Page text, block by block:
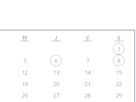
M J V S
1
5 6 7
8
12 13 14
15
19 20 21
22
26 27 28
29